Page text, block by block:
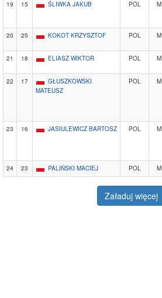
19 15 ŚLIWKA JAKUB POL M
20 25 KOKOT KRZYSZTOF POL M
21
18 ELIASZ WIKTOR POL M
22 17
GŁUSZKOWSKI
MATEUSZ
POL M
23
16 JASIULEWICZ BARTOSZ POL M
24 23 PALIŃSKI MACIEJ POL M
Załaduj więcej